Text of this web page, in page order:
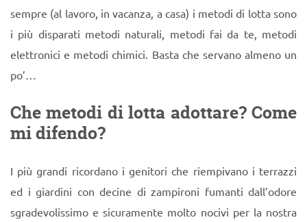
sempre (al lavoro, in vacanza, a casa) i metodi di lotta sono
i più disparati metodi naturali, metodi fai da te, metodi
elettronici e metodi chimici. Basta che servano almeno un
po’…
Che metodi di lotta adottare? Come
mi difendo?
I più grandi ricordano i genitori che riempivano i terrazzi
ed i giardini con decine di zampironi fumanti dall’odore
sgradevolissimo e sicuramente molto nocivi per la nostra